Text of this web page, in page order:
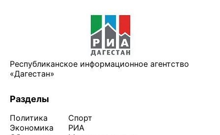
Республиканское информационное агентство
«Дагестан»
Разделы
Политика
Экономика
Спорт
РИА